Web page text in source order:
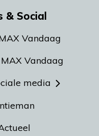
& Social
Vandaag
Vandaag
media